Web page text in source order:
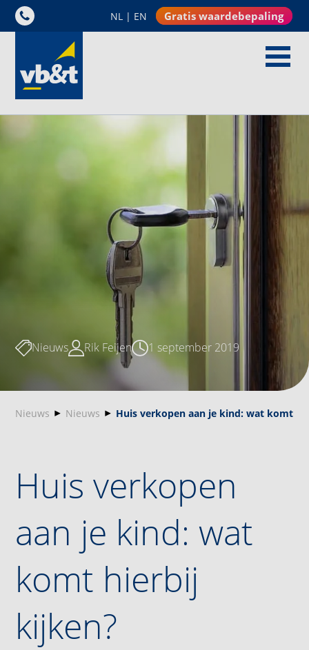
NL | EN Gratis waardebepaling
Nieuws Rik Feijen 1 september 2019
Nieuws Nieuws Huis verkopen aan je kind: wat komt
Huis verkopen
aan je kind: wat
komt hierbij
kijken?